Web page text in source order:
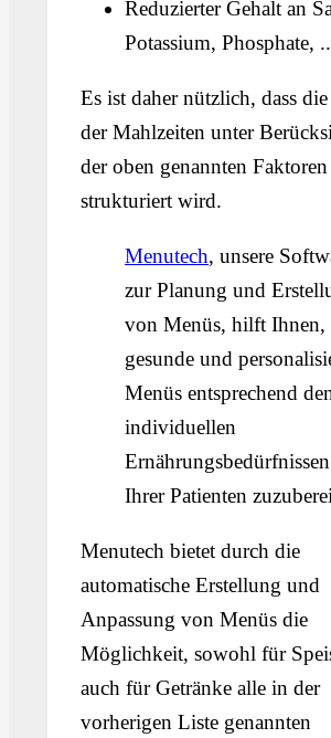
Reduzierter Gehalt an
Potassium, Phosphate,
Es ist daher nützlich, dass
der Mahlzeiten unter
der oben genannten Faktoren
strukturiert wird.
Menutech, unsere
zur Planung und
von Menüs, hilft Ihnen,
gesunde und
Menüs entsprechend
individuellen
Ernährungsbedürfnissen
Ihrer Patienten
Menutech bietet durch die
automatische Erstellung und
Anpassung von Menüs die
Möglichkeit, sowohl für
auch für Getränke alle in der
vorherigen Liste genannten